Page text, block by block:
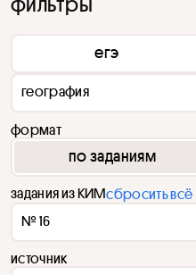
егэ
география
формат
по заданиям
задания из КИМсбросить всё
№ 16
источник